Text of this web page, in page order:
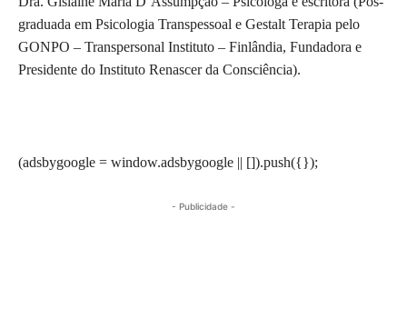
graduada em Psicologia Transpessoal e Gestalt Terapia pelo
GONPO – Transpersonal Instituto – Finlândia, Fundadora e
Presidente do Instituto Renascer da Consciência).
(adsbygoogle = window.adsbygoogle || []).push({});
- Publicidade -